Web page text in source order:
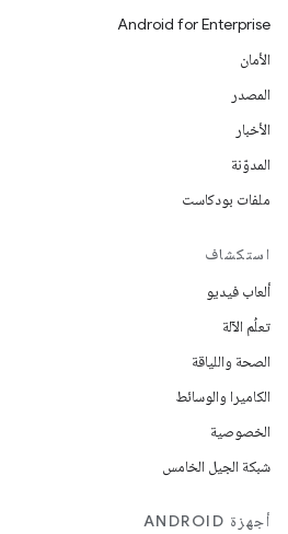
Android for Enterprise
الأمان
المصدر
الأخبار
المدوّنة
ملفات بودكاست
استكشاف
ألعاب فيديو
تعلُم الآلة
الصحة واللياقة
الكاميرا والوسائط
الخصوصية
شبكة الجيل الخامس
أجهزة ANDROID